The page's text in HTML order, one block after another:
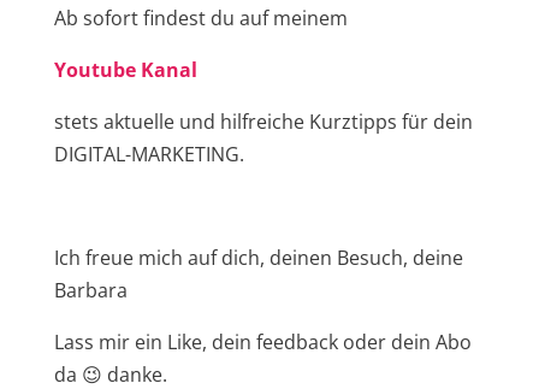
Ab sofort findest du auf meinem
Youtube Kanal
stets aktuelle und hilfreiche Kurztipps für dein
DIGITAL-MARKETING.
Ich freue mich auf dich, deinen Besuch, deine
Barbara
Lass mir ein Like, dein feedback oder dein Abo
da 😉 danke.